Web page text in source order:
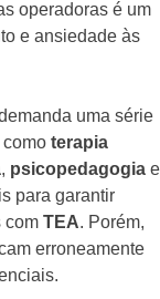
operadoras é um
e ansiedade às
uma série
terapia
, psicopedagogia e
para garantir
com TEA. Porém,
erroneamente